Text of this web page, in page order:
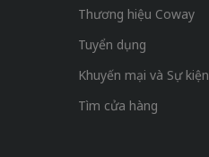
Thương hiệu Coway
Tuyển dụng
Khuyến mại và Sự kiện
Tìm cửa hàng